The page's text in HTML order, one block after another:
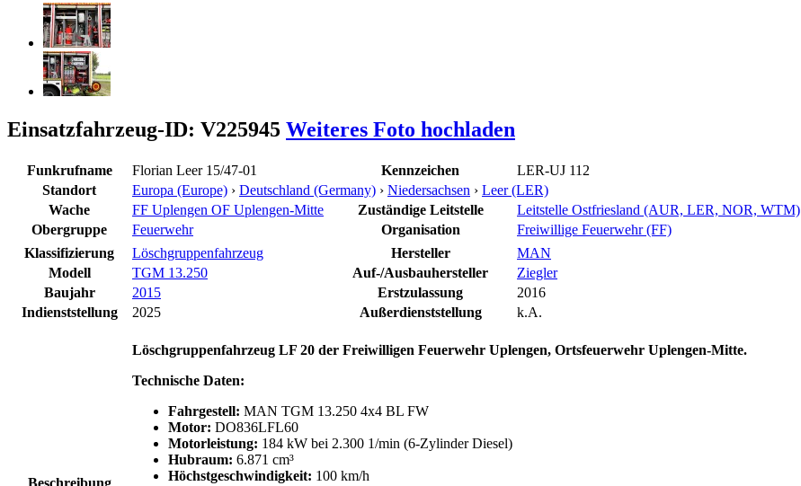
Einsatzfahrzeug-ID: V225945 Weiteres Foto hochladen
Funkrufname Florian Leer 15/47-01 Kennzeichen
LER-UJ 112
Standort
Europa (Europe) › Deutschland (Germany) › Niedersachsen › Leer (LER)
Wache
FF Uplengen OF Uplengen-Mitte Zuständige Leitstelle
Leitstelle Ostfriesland (AUR, LER, NOR, WTM)
Obergruppe
Feuerwehr Organisation
Freiwillige Feuerwehr (FF)
Klassifizierung
Löschgruppenfahrzeug Hersteller
MAN
Modell
TGM 13.250 Auf-/Ausbauhersteller
Ziegler
Baujahr
2015 Erstzulassung
2016
Indienststellung
2025 Außerdienststellung k.A.
Beschreibung
Löschgruppenfahrzeug LF 20 der Freiwilligen Feuerwehr Uplengen, Ortsfeuerwehr Uplengen-Mitte.
Technische Daten:
Fahrgestell: MAN TGM 13.250 4x4 BL FW
Motor: DO836LFL60
Motorleistung: 184 kW bei 2.300 1/min (6-Zylinder Diesel)
Hubraum: 6.871 cm³
Höchstgeschwindigkeit: 100 km/h